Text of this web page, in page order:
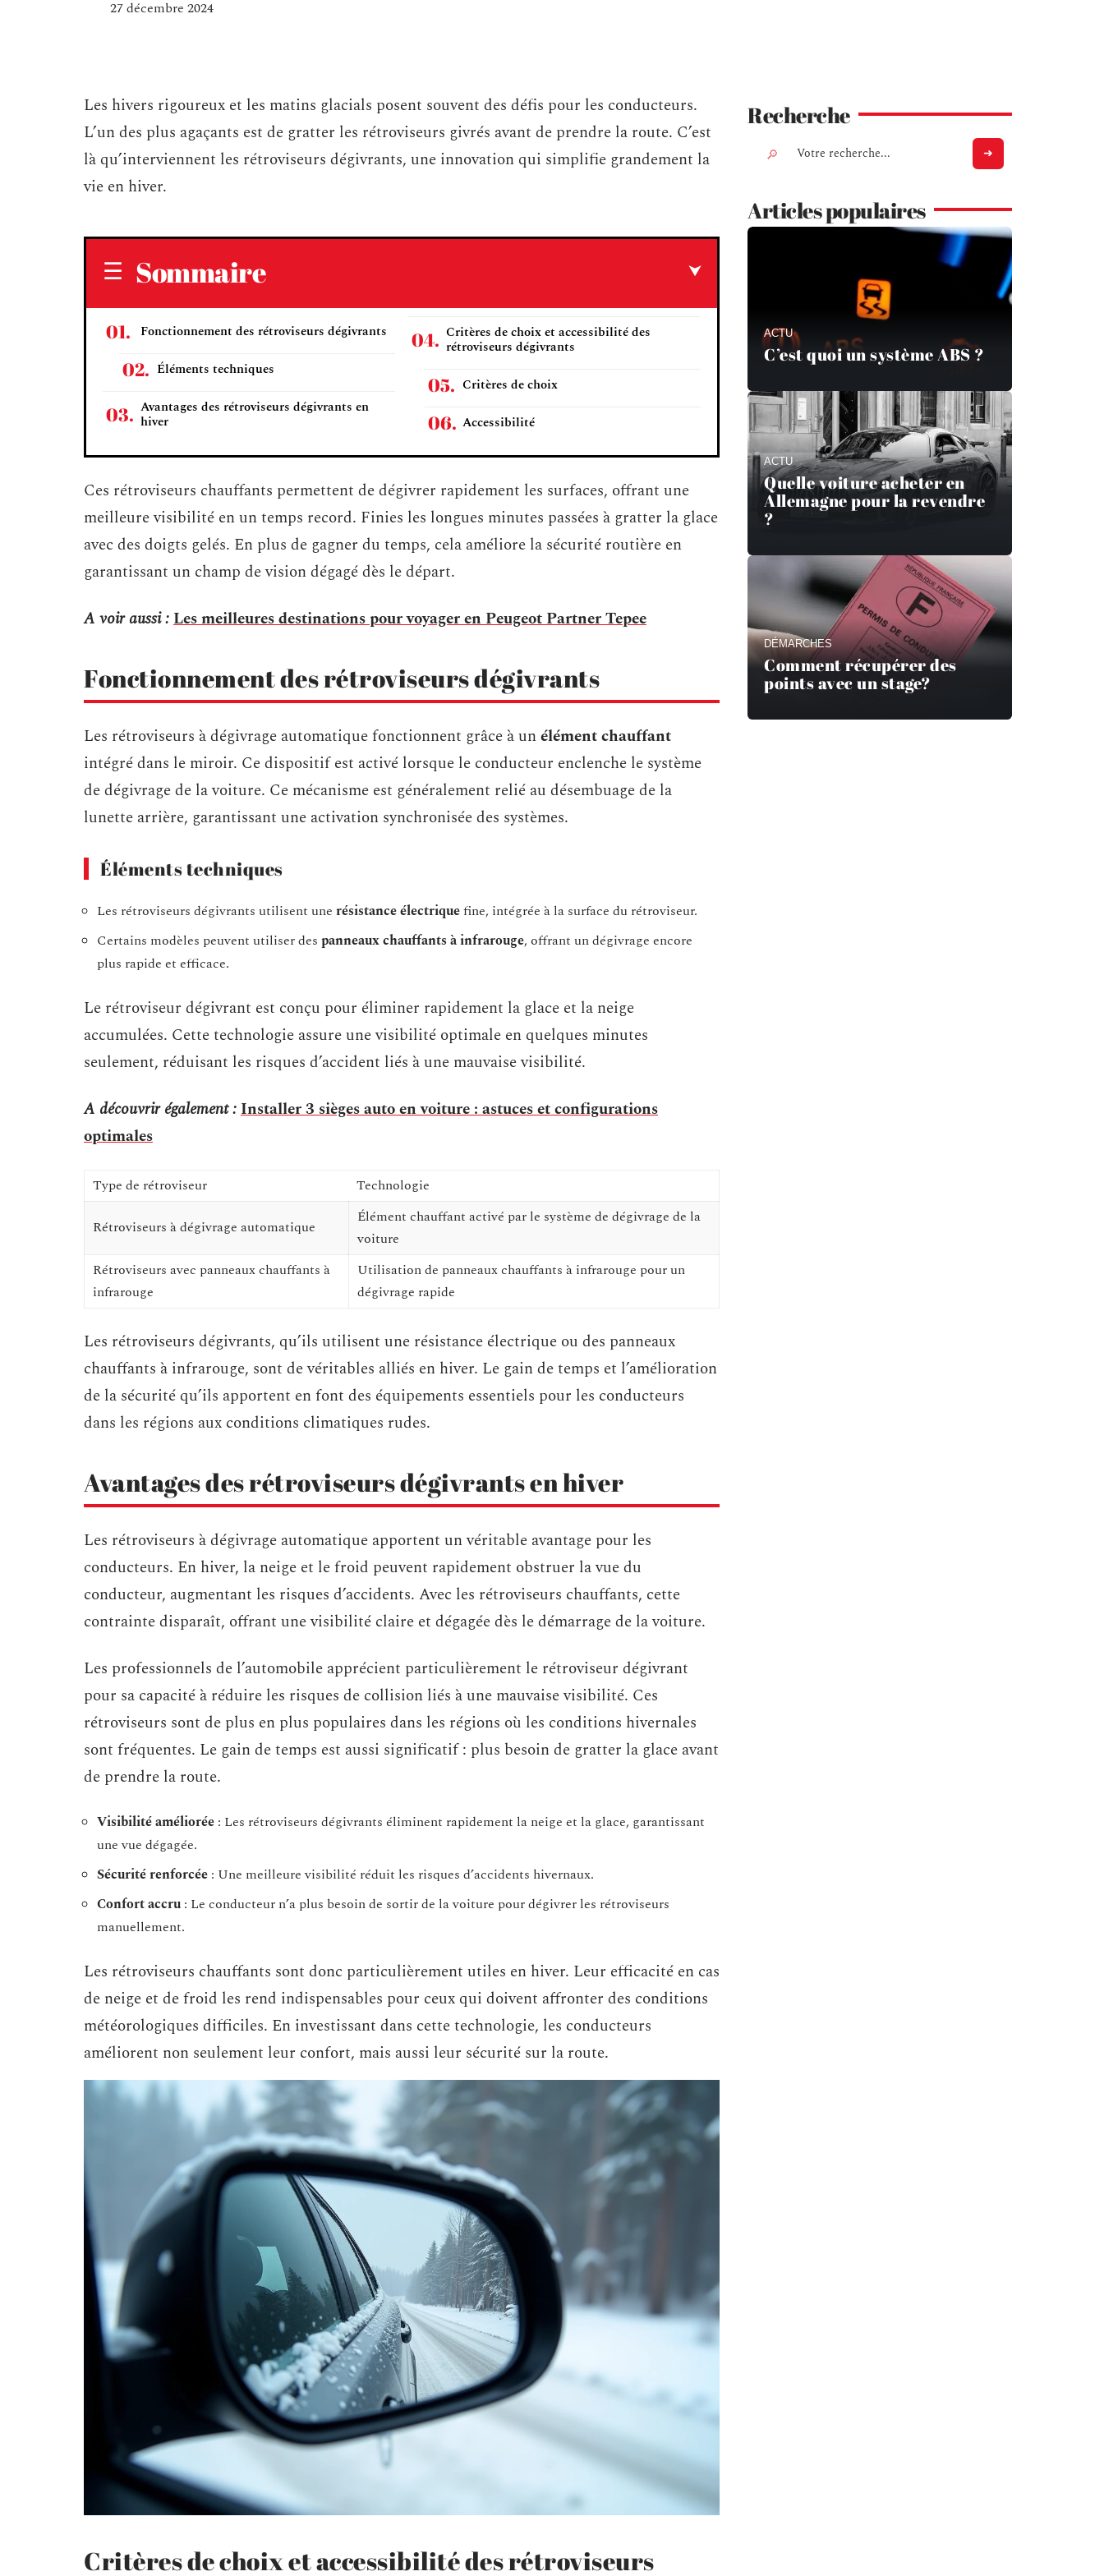
27 décembre 2024
Les hivers rigoureux et les matins glacials posent souvent des défis pour les conducteurs.
L’un des plus agaçants est de gratter les rétroviseurs givrés avant de prendre la route. C’est
là qu’interviennent les rétroviseurs dégivrants, une innovation qui simplifie grandement la
vie en hiver.
Sommaire
Fonctionnement des rétroviseurs dégivrants
Éléments techniques
Avantages des rétroviseurs dégivrants en
hiver
Critères de choix et accessibilité des
rétroviseurs dégivrants
Critères de choix
Accessibilité
Ces rétroviseurs chauffants permettent de dégivrer rapidement les surfaces, offrant une
meilleure visibilité en un temps record. Finies les longues minutes passées à gratter la glace
avec des doigts gelés. En plus de gagner du temps, cela améliore la sécurité routière en
garantissant un champ de vision dégagé dès le départ.
A voir aussi :Les meilleures destinations pour voyager en Peugeot Partner Tepee
Fonctionnement des rétroviseurs dégivrants
Les rétroviseurs à dégivrage automatique fonctionnent grâce à unélément chauffant
intégré dans le miroir. Ce dispositif est activé lorsque le conducteur enclenche le système
de dégivrage de la voiture. Ce mécanisme est généralement relié au désembuage de la
lunette arrière, garantissant une activation synchronisée des systèmes.
Éléments techniques
Les rétroviseurs dégivrants utilisent une résistance électriquefine, intégrée à la surface du rétroviseur.
Certains modèles peuvent utiliser des panneaux chauffants à infrarouge, offrant un dégivrage encore
plus rapide et efficace.
Le rétroviseur dégivrant est conçu pour éliminer rapidement la glace et la neige
accumulées. Cette technologie assure une visibilité optimale en quelques minutes
seulement, réduisant les risques d’accident liés à une mauvaise visibilité.
A découvrir également :Installer 3 sièges auto en voiture : astuces et configurations
optimales
Type de rétroviseur Technologie
Rétroviseurs à dégivrage automatique
Élément chauffant activé par le système de dégivrage de la
voiture
Rétroviseurs avec panneaux chauffants à
infrarouge
Utilisation de panneaux chauffants à infrarouge pour un
dégivrage rapide
Les rétroviseurs dégivrants, qu’ils utilisent une résistance électrique ou des panneaux
chauffants à infrarouge, sont de véritables alliés en hiver. Le gain de temps et l’amélioration
de la sécurité qu’ils apportent en font des équipements essentiels pour les conducteurs
dans les régions aux conditions climatiques rudes.
Avantages des rétroviseurs dégivrants en hiver
Les rétroviseurs à dégivrage automatique apportent un véritable avantage pour les
conducteurs. En hiver, la neige et le froid peuvent rapidement obstruer la vue du
conducteur, augmentant les risques d’accidents. Avec les rétroviseurs chauffants, cette
contrainte disparaît, offrant une visibilité claire et dégagée dès le démarrage de la voiture.
Les professionnels de l’automobile apprécient particulièrement le rétroviseur dégivrant
pour sa capacité à réduire les risques de collision liés à une mauvaise visibilité. Ces
rétroviseurs sont de plus en plus populaires dans les régions où les conditions hivernales
sont fréquentes. Le gain de temps est aussi significatif : plus besoin de gratter la glace avant
de prendre la route.
Visibilité améliorée : Les rétroviseurs dégivrants éliminent rapidement la neige et la glace, garantissant
une vue dégagée.
Sécurité renforcée : Une meilleure visibilité réduit les risques d’accidents hivernaux.
Confort accru : Le conducteur n’a plus besoin de sortir de la voiture pour dégivrer les rétroviseurs
manuellement.
Les rétroviseurs chauffants sont donc particulièrement utiles en hiver. Leur efficacité en cas
de neige et de froid les rend indispensables pour ceux qui doivent affronter des conditions
météorologiques difficiles. En investissant dans cette technologie, les conducteurs
améliorent non seulement leur confort, mais aussi leur sécurité sur la route.
Critères de choix et accessibilité des rétroviseurs
Recherche
Articles populaires
ACTU
C’est quoi un système ABS ?
ACTU
Quelle voiture acheter en
Allemagne pour la revendre
?
DÉMARCHES
Comment récupérer des
points avec un stage?